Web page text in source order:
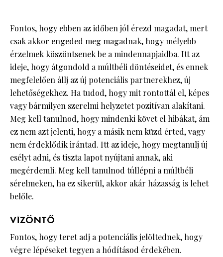
Fontos, hogy ebben az időben jól érezd magadat, mert
csak akkor engeded meg magadnak, hogy mélyebb
érzelmek köszöntsenek be a mindennapjaidba. Itt az
ideje, hogy átgondold a múltbéli döntéseidet, és ennek
megfelelően állj az új potenciális partnerekhez, új
lehetőségekhez. Ha tudod, hogy mit rontottál el, képes
vagy bármilyen szerelmi helyzetet pozitívan alakítani.
Meg kell tanulnod, hogy mindenki követ el hibákat, ám
ez nem azt jelenti, hogy a másik nem küzd érted, vagy
nem érdeklődik irántad. Itt az ideje, hogy megtanulj új
esélyt adni, és tiszta lapot nyújtani annak, aki
megérdemli. Meg kell tanulnod túllépni a múltbéli
sérelmeken, ha ez sikerül, akkor akár házasság is lehet
belőle.
VÍZÖNTŐ
Fontos, hogy teret adj a potenciális jelöltednek, hogy
végre lépéseket tegyen a hódításod érdekében.